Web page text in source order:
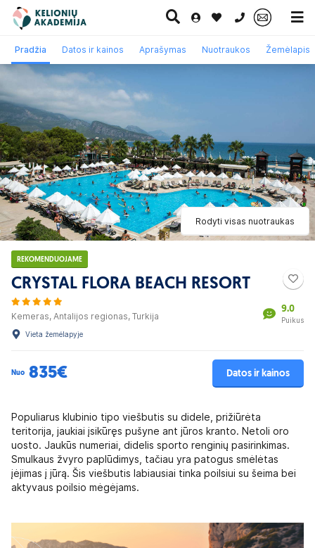
0 700 11007
Paskutinė
minutė
Pažintinės
Rodyti visas nuotraukas
REKOMENDUOJAME
CRYSTAL FLORA BEACH RESORT
Kemeras, Antalijos regionas, Turkija
9.0
Puikus
Vieta žemėlapyje
Nuo 835€ Datos ir kainos
Populiarus klubinio tipo viešbutis su didele, prižiūrėta
teritorija, jaukiai įsikūręs pušyne ant jūros kranto. Netoli oro
uosto. Jaukūs numeriai, didelis sporto renginių pasirinkimas.
Smulkaus žvyro paplūdimys, tačiau yra patogus smėlėtas
įėjimas į jūrą. Šis viešbutis labiausiai tinka poilsiui su šeima bei
aktyvaus poilsio mėgėjams.
Pradžia Datos ir kainos Aprašymas Nuotraukos Žemėlapis